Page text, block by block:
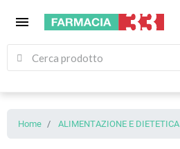
menu
Home ALIMENTAZIONE E DIETETICA